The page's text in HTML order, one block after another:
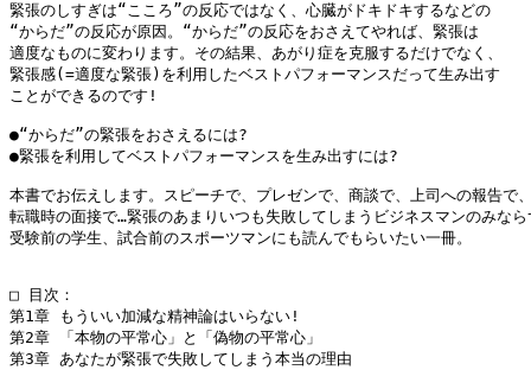
緊張のしすぎは“こころ”の反応ではなく、心臓がドキドキするなどの
“からだ”の反応が原因。“からだ”の反応をおさえてやれば、緊張は
適度なものに変わります。その結果、あがり症を克服するだけでなく、
緊張感(=適度な緊張)を利用したベストパフォーマンスだって生み出す
ことができるのです!
●“からだ”の緊張をおさえるには?
●緊張を利用してベストパフォーマンスを生み出すには?
本書でお伝えします。スピーチで、プレゼンで、商談で、上司への報告で
転職時の面接で…緊張のあまりいつも失敗してしまうビジネスマンのみなら
受験前の学生、試合前のスポーツマンにも読んでもらいたい一冊。
□ 目次：
第1章 もういい加減な精神論はいらない!
第2章 「本物の平常心」と「偽物の平常心」
第3章 あなたが緊張で失敗してしまう本当の理由